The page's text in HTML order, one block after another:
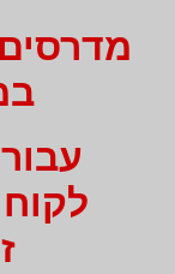
עבור 3 זוגות מדרסים